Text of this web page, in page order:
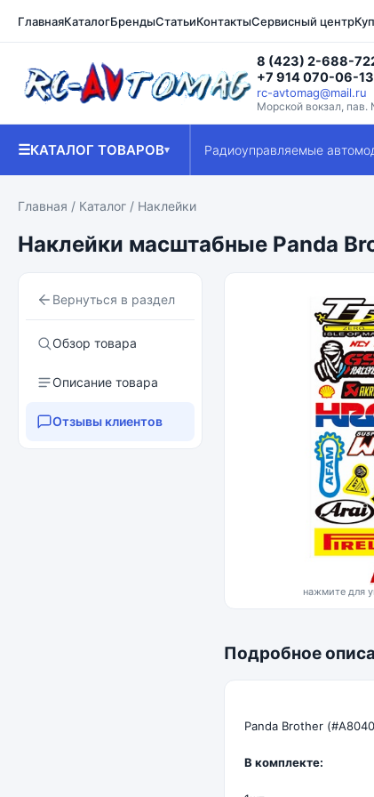
ГлавнаяКаталогБрендыСтатьиКонтактыСервисный центр
8 (423) 2-688-
+7 914 070-06-13
rc-avtomag@mail.ru
Морской вокзал, пав.
☰КАТАЛОГ ТОВАРОВ▾ Радиоуправляемые
Главная / Каталог / Наклейки
Наклейки масштабные Panda
Вернуться в раздел
Обзор товара
Описание товара
Отзывы клиентов
нажмите для
Подробное
Panda Brother
В комплекте: